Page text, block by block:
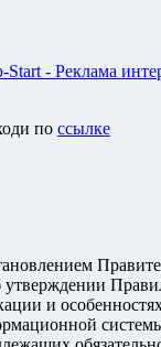
- Реклама
по ссылке
и